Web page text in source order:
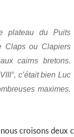
plateau du Puits
Claps ou Clapiers
cairns bretons.
c’était bien Luc
maximes.
croisons deux